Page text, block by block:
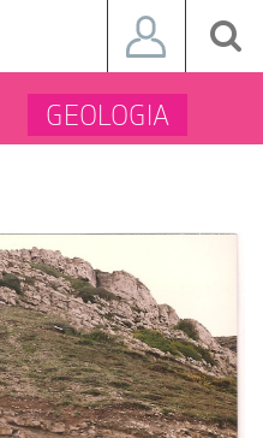
GEOLOGIA